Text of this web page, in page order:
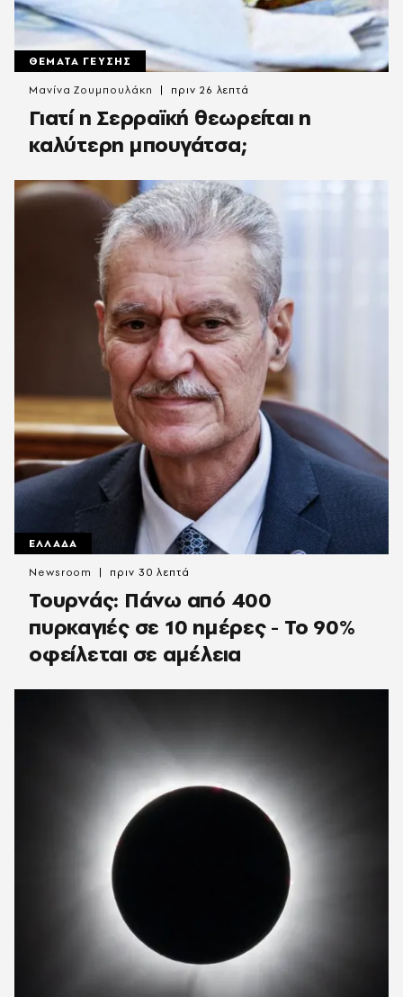
ΘΕΜΑΤΑ ΓΕΥΣΗΣ
Γιατί η Σερραϊκή θεωρείται η
καλύτερη μπουγάτσα;
Μανίνα Ζουμπουλάκη πριν 26 λεπτά
ΕΛΛΑΔΑ
Τουρνάς: Πάνω από 400
πυρκαγιές σε 10 ημέρες - Το 90%
οφείλεται σε αμέλεια
Newsroom πριν 30 λεπτά